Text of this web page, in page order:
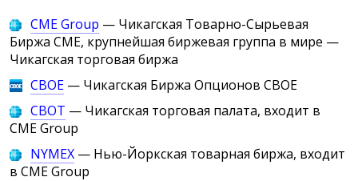
CME Group — Чикагская Товарно-Сырьевая
Биржа CME, крупнейшая биржевая группа в мире —
Чикагская торговая биржа
CBOE — Чикагская Биржа Опционов CBOE
CBOT — Чикагская торговая палата, входит в
CME Group
NYMEX — Нью-Йоркская товарная биржа, входит
в CME Group